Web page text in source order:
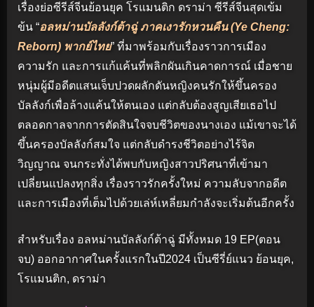
เรื่องย่อซีรีส์จีนย้อนยุค โรแมนติก ดราม่า ซีรีส์จีนสุดเข้ม
ข้น “อลหม่านบัลลังก์ต้าฉู่ ภาคเงารักหวนคืน (Ye Cheng:
Reborn) พากย์ไทย” ที่มาพร้อมกับเรื่องราวการเมือง
ความรัก และการแก้แค้นที่พลิกผันเกินคาดการณ์ เมื่อชาย
หนุ่มผู้มีอดีตแสนเจ็บปวดผลักดันหญิงคนรักให้ขึ้นครอง
บัลลังก์เพื่อล้างแค้นให้ตนเอง แต่กลับต้องสูญเสียเธอไป
ตลอดกาลจากการตัดสินใจจบชีวิตของนางเอง แม้เขาจะได้
ขึ้นครองบัลลังก์สมใจ แต่กลับดำรงชีวิตอย่างไร้จิต
วิญญาณ จนกระทั่งได้พบกับหญิงสาวปริศนาที่เข้ามา
เปลี่ยนแปลงทุกสิ่ง เรื่องราวรักครั้งใหม่ ความลับจากอดีต
และการเมืองที่เต็มไปด้วยเล่ห์เหลี่ยมกำลังจะเริ่มต้นอีกครั้ง
สำหรับเรื่อง อลหม่านบัลลังก์ต้าฉู่ มีทั้งหมด 19 EP(ตอน
จบ) ออกอากาศในครั้งแรกในปี2024 เป็นซีรี่ย์แนว ย้อนยุค,
โรแมนติก, ดราม่า